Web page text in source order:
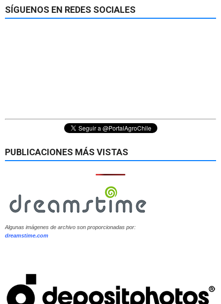
SÍGUENOS EN REDES SOCIALES
PUBLICACIONES MÁS VISTAS
Algunas imágenes de archivo son proporcionadas por:
dreamstime.com